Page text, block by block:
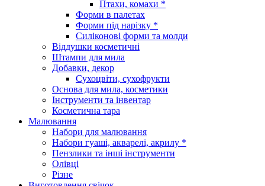
Птахи, комахи *
Форми в палетах
Форми під нарізку *
Силіконові форми та молди
Віддушки косметичні
Штампи для мила
Добавки, декор
Сухоцвіти, сухофрукти
Основа для мила, косметики
Інструменти та інвентар
Косметична тара
Малювання
Набори для малювання
Набори гуаші, акварелі, акрилу *
Пензлики та інші інструменти
Олівці
Різне